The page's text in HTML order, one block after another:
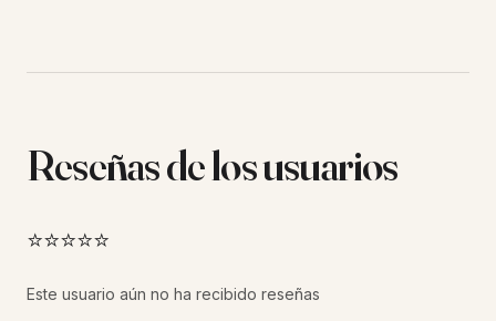
Reseñas de los usuarios
⭐⭐⭐⭐⭐
Este usuario aún no ha recibido reseñas